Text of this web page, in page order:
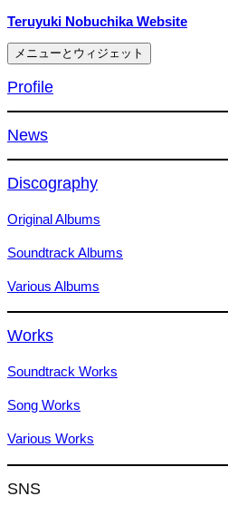
コ
ン
テ
ン
ツ
へ
ス
ッ
プ
Teruyuki Nobuchika Website
メニューとウィジェット
Profile
News
Discography
Original Albums
Soundtrack Albums
Various Albums
Works
Soundtrack Works
Song Works
Various Works
SNS